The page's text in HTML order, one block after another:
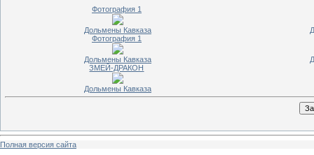
Фотография 1
Дольмены Кавказа
Фотография 1
Дольмены Кавказа
ЗМЕЙ-ДРАКОН
Дольмены Кавказа
Полная версия сайта